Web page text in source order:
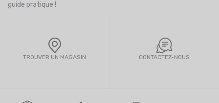
guide pratique !
TROUVER UN MAGASIN CONTACTEZ-NOUS